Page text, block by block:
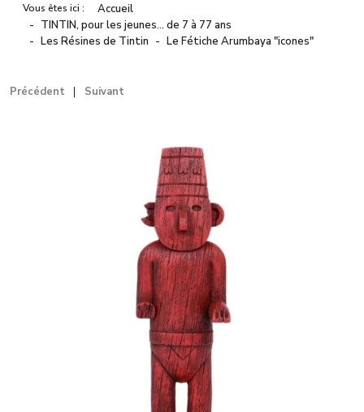
Vous êtes ici :
Accueil
TINTIN, pour les jeunes… de 7 à 77 ans
Les Résines de Tintin
Le Fétiche Arumbaya "icones"
Précédent Suivant